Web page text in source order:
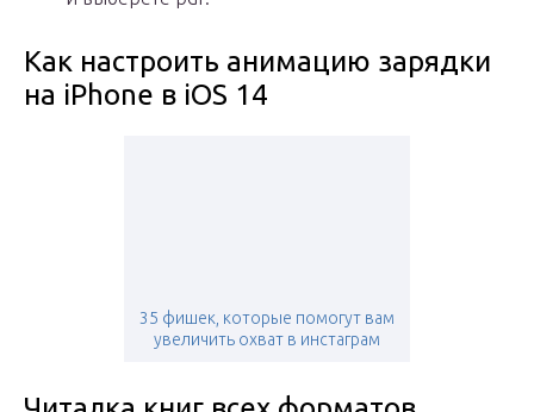
Как настроить анимацию зарядки
на iPhone в iOS 14
35 фишек, которые помогут вам
увеличить охват в инстаграм